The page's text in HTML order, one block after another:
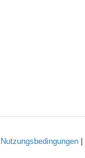
Nutzungsbedingungen|